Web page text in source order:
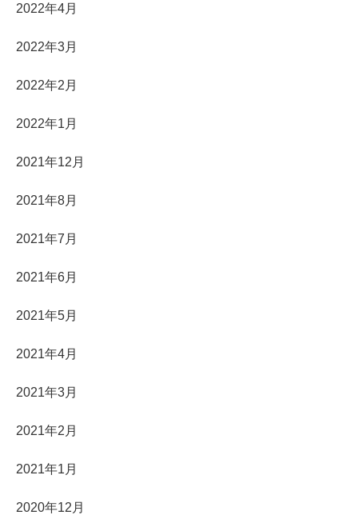
2022年4月
2022年3月
2022年2月
2022年1月
2021年12月
2021年8月
2021年7月
2021年6月
2021年5月
2021年4月
2021年3月
2021年2月
2021年1月
2020年12月